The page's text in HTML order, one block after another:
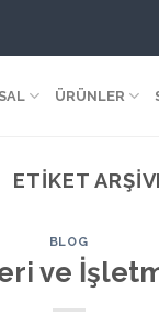
ÜRÜNLER
ETIKET
BLOG
ve